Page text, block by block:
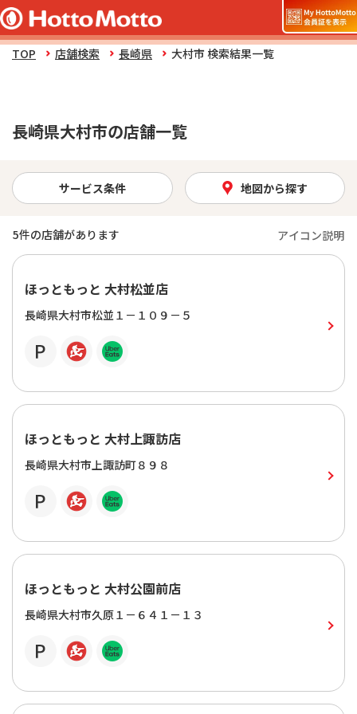
TOP 店舗検索 長崎県 大村市 検索結果一覧
長崎県大村市の店舗一覧
サービス条件 地図から探す
5件の店舗があります アイコン説明
ほっともっと 大村松並店
長崎県大村市松並１－１０９－５
ほっともっと 大村上諏訪店
長崎県大村市上諏訪町８９８
ほっともっと 大村公園前店
長崎県大村市久原１－６４１－１３